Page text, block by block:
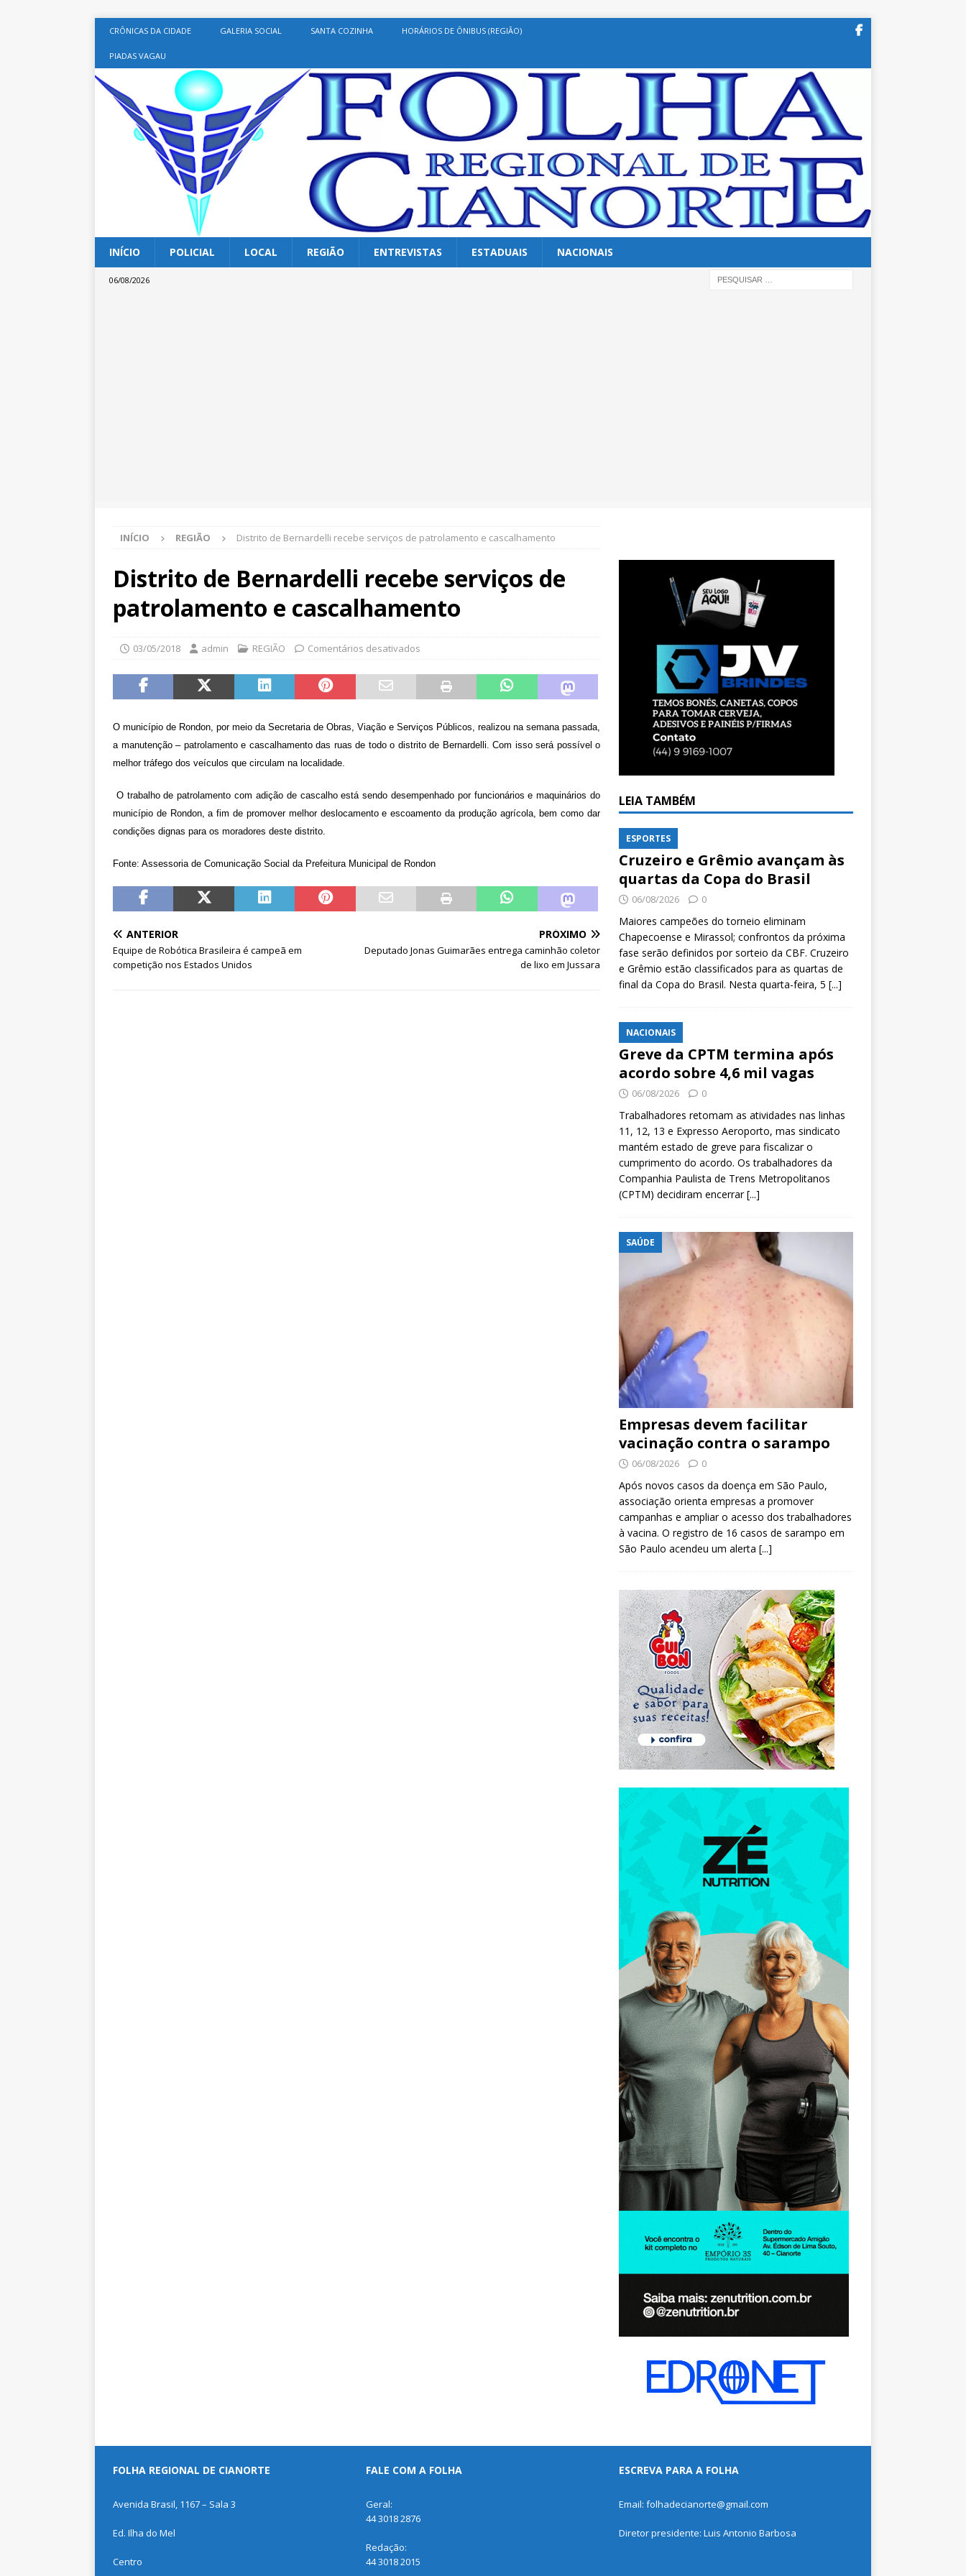
CRÔNICAS DA CIDADE GALERIA SOCIAL SANTA COZINHA HORÁRIOS DE ÔNIBUS (REGIÃO)
PIADAS VAGAU
INÍCIO POLICIAL LOCAL REGIÃO ENTREVISTAS ESTADUAIS NACIONAIS
06/08/2026
INÍCIO REGIÃO Distrito de Bernardelli recebe serviços de patrolamento e cascalhamento
Distrito de Bernardelli recebe serviços de
patrolamento e cascalhamento
03/05/2018 admin REGIÃO Comentários desativados
O município de Rondon, por meio da Secretaria de Obras, Viação e Serviços Públicos, realizou na semana passada,
a manutenção – patrolamento e cascalhamento das ruas de todo o distrito de Bernardelli. Com isso será possível o
melhor tráfego dos veículos que circulam na localidade.
O trabalho de patrolamento com adição de cascalho está sendo desempenhado por funcionários e maquinários do
município de Rondon, a fim de promover melhor deslocamento e escoamento da produção agrícola, bem como dar
condições dignas para os moradores deste distrito.
Fonte: Assessoria de Comunicação Social da Prefeitura Municipal de Rondon
ANTERIOR
Equipe de Robótica Brasileira é campeã em
competição nos Estados Unidos
PRÓXIMO
Deputado Jonas Guimarães entrega caminhão coletor
de lixo em Jussara
LEIA TAMBÉM
ESPORTES
Cruzeiro e Grêmio avançam às
quartas da Copa do Brasil
06/08/2026 0
Maiores campeões do torneio eliminam
Chapecoense e Mirassol; confrontos da próxima
fase serão definidos por sorteio da CBF. Cruzeiro
e Grêmio estão classificados para as quartas de
final da Copa do Brasil. Nesta quarta-feira, 5 [...]
NACIONAIS
Greve da CPTM termina após
acordo sobre 4,6 mil vagas
06/08/2026 0
Trabalhadores retomam as atividades nas linhas
11, 12, 13 e Expresso Aeroporto, mas sindicato
mantém estado de greve para fiscalizar o
cumprimento do acordo. Os trabalhadores da
Companhia Paulista de Trens Metropolitanos
(CPTM) decidiram encerrar[...]
SAÚDE
Empresas devem facilitar
vacinação contra o sarampo
06/08/2026 0
Após novos casos da doença em São Paulo,
associação orienta empresas a promover
campanhas e ampliar o acesso dos trabalhadores
à vacina. O registro de 16 casos de sarampo em
São Paulo acendeu um alerta [...]
FOLHA REGIONAL DE CIANORTE
Avenida Brasil, 1167 – Sala 3
Ed. Ilha do Mel
Centro
FALE COM A FOLHA
Geral:
44 3018 2876
Redação:
44 3018 2015
ESCREVA PARA A FOLHA
Email: folhadecianorte@gmail.com
Diretor presidente: Luis Antonio Barbosa